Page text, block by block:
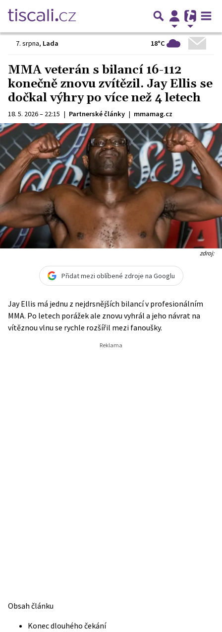
7. srpna, Lada 18°C
MMA veterán s bilancí 16-112
konečně znovu zvítězil. Jay Ellis se
dočkal výhry po více než 4 letech
18. 5. 2026 – 22:15 | Partnerské články | mmamag.cz
zdroj:
Přidat mezi oblíbené zdroje na Googlu
Jay Ellis má jednu z nejdrsnějších bilancí v profesionálním
MMA. Po letech porážek ale znovu vyhrál a jeho návrat na
vítěznou vlnu se rychle rozšířil mezi fanoušky.
Obsah článku
Konec dlouhého čekání